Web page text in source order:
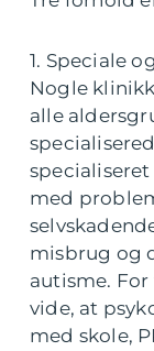
1. Speciale
Nogle
alle
med
misbrug og
autisme.
vide, at
med skole,